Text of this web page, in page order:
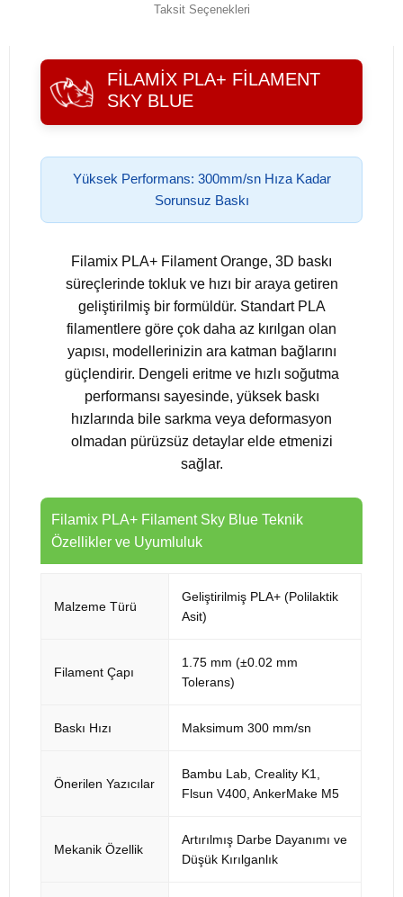
Taksit Seçenekleri
FILAMIX PLA+ FILAMENT
SKY BLUE
Yüksek Performans: 300mm/sn Hıza Kadar
Sorunsuz Baskı
Filamix PLA+ Filament Orange, 3D baskı
süreçlerinde tokluk ve hızı bir araya getiren
geliştirilmiş bir formüldür. Standart PLA
filamentlere göre çok daha az kırılgan olan
yapısı, modellerinizin ara katman bağlarını
güçlendirir. Dengeli eritme ve hızlı soğutma
performansı sayesinde, yüksek baskı
hızlarında bile sarkma veya deformasyon
olmadan pürüzsüz detaylar elde etmenizi
sağlar.
Filamix PLA+ Filament Sky Blue Teknik
Özellikler ve Uyumluluk
Malzeme Türü
Geliştirilmiş PLA+ (Polilaktik
Asit)
Filament Çapı
1.75 mm (±0.02 mm
Tolerans)
Baskı Hızı Maksimum 300 mm/sn
Önerilen Yazıcılar
Bambu Lab, Creality K1,
Flsun V400, AnkerMake M5
Mekanik Özellik
Artırılmış Darbe Dayanımı ve
Düşük Kırılganlık